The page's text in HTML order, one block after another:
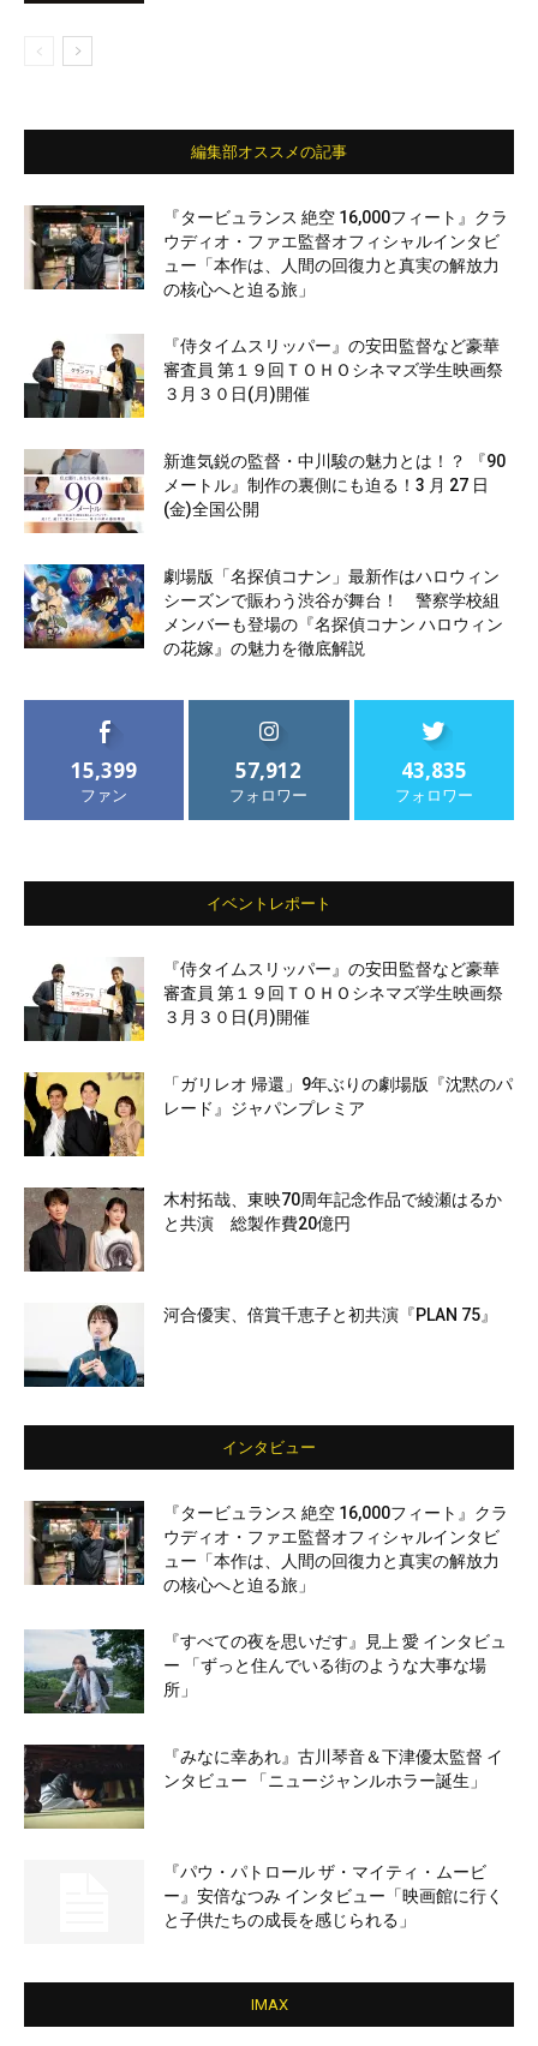
編集部オススメの記事
『タービュランス 絶空 16,000フィート』クラ
ウディオ・ファエ監督オフィシャルインタビ
ュー「本作は、人間の回復力と真実の解放力
の核心へと迫る旅」
『侍タイムスリッパー』の安田監督など豪華
審査員 第１９回ＴＯＨＯシネマズ学生映画祭
３月３０日(月)開催
新進気鋭の監督・中川駿の魅力とは！？ 『90
メートル』制作の裏側にも迫る！3 月 27 日
(金)全国公開
劇場版「名探偵コナン」最新作はハロウィン
シーズンで賑わう渋谷が舞台！ 警察学校組
メンバーも登場の『名探偵コナン ハロウィン
の花嫁』の魅力を徹底解説
15,399
ファン
57,912
フォロワー
43,835
フォロワー
イベントレポート
『侍タイムスリッパー』の安田監督など豪華
審査員 第１９回ＴＯＨＯシネマズ学生映画祭
３月３０日(月)開催
「ガリレオ 帰還」9年ぶりの劇場版『沈黙のパ
レード』ジャパンプレミア
木村拓哉、東映70周年記念作品で綾瀬はるか
と共演 総製作費20億円
河合優実、倍賞千恵子と初共演『PLAN 75』
インタビュー
『タービュランス 絶空 16,000フィート』クラ
ウディオ・ファエ監督オフィシャルインタビ
ュー「本作は、人間の回復力と真実の解放力
の核心へと迫る旅」
『すべての夜を思いだす』見上 愛 インタビュ
ー 「ずっと住んでいる街のような大事な場
所」
『みなに幸あれ』古川琴音＆下津優太監督 イ
ンタビュー 「ニュージャンルホラー誕生」
『パウ・パトロール ザ・マイティ・ムービ
ー』安倍なつみ インタビュー「映画館に行く
と子供たちの成長を感じられる」
IMAX